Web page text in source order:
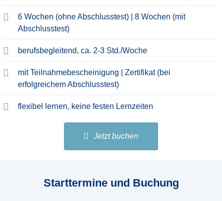
6 Wochen (ohne Abschlusstest) | 8 Wochen (mit
Abschlusstest)​
berufsbegleitend, ca. 2-3 Std./Woche
mit Teilnahmebescheinigung | Zertifikat (bei
erfolgreichem Abschlusstest)
flexibel lernen, keine festen Lernzeiten
Jetzt buchen
Starttermine und Buchung